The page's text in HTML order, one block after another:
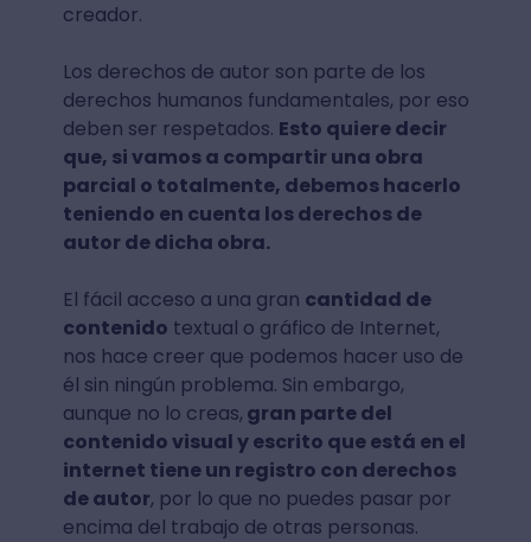
creador.
Los derechos de autor son parte de los
derechos humanos fundamentales, por eso
deben ser respetados. Esto quiere decir
que, si vamos a compartir una obra
parcial o totalmente, debemos hacerlo
teniendo en cuenta los derechos de
autor de dicha obra.
El fácil acceso a una gran cantidad de
contenido textual o gráfico de Internet,
nos hace creer que podemos hacer uso de
él sin ningún problema. Sin embargo,
aunque no lo creas, gran parte del
contenido visual y escrito que está en el
internet tiene un registro con derechos
de autor, por lo que no puedes pasar por
encima del trabajo de otras personas.